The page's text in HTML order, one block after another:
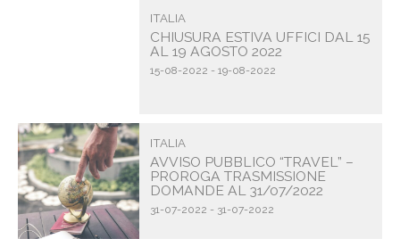
ITALIA
CHIUSURA ESTIVA UFFICI DAL 15
AL 19 AGOSTO 2022
15-08-2022 - 19-08-2022
ITALIA
AVVISO PUBBLICO “TRAVEL” –
PROROGA TRASMISSIONE
DOMANDE AL 31/07/2022
31-07-2022 - 31-07-2022